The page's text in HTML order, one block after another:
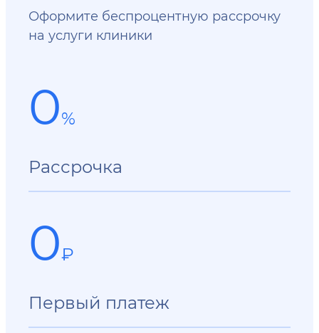
Оформите беспроцентную рассрочку
на услуги клиники
0%
Рассрочка
0₽
Первый платеж